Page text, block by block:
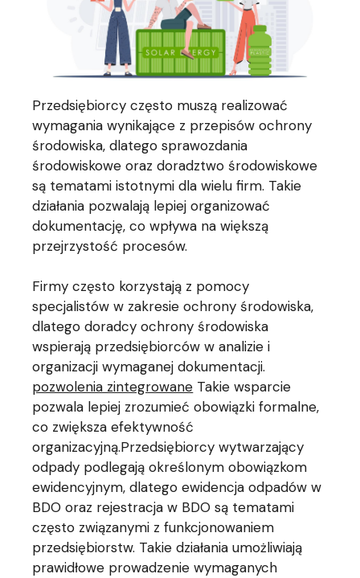
Przedsiębiorcy często muszą realizować
wymagania wynikające z przepisów ochrony
środowiska, dlatego sprawozdania
środowiskowe oraz doradztwo środowiskowe
są tematami istotnymi dla wielu firm. Takie
działania pozwalają lepiej organizować
dokumentację, co wpływa na większą
przejrzystość procesów.
Firmy często korzystają z pomocy
specjalistów w zakresie ochrony środowiska,
dlatego doradcy ochrony środowiska
wspierają przedsiębiorców w analizie i
organizacji wymaganej dokumentacji.
pozwolenia zintegrowane Takie wsparcie
pozwala lepiej zrozumieć obowiązki formalne,
co zwiększa efektywność
organizacyjną.Przedsiębiorcy wytwarzający
odpady podlegają określonym obowiązkom
ewidencyjnym, dlatego ewidencja odpadów w
BDO oraz rejestracja w BDO są tematami
często związanymi z funkcjonowaniem
przedsiębiorstw. Takie działania umożliwiają
prawidłowe prowadzenie wymaganych